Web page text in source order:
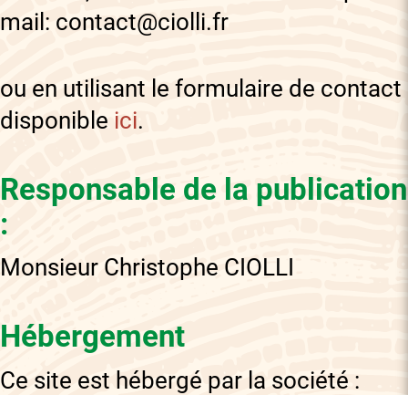
mail: contact@ciolli.fr
ou en utilisant le formulaire de contact
disponible ici.
Responsable de la publication
:
Monsieur Christophe CIOLLI
Hébergement
Ce site est hébergé par la société :